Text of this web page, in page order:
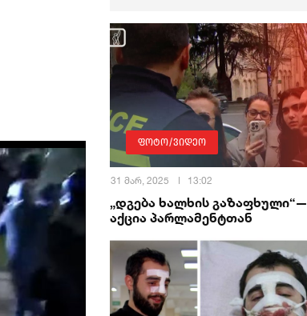
ფოტო/ვიდეო
31 მარ, 2025 13:02
„დგება ხალხის გაზაფხული“—
აქცია პარლამენტთან